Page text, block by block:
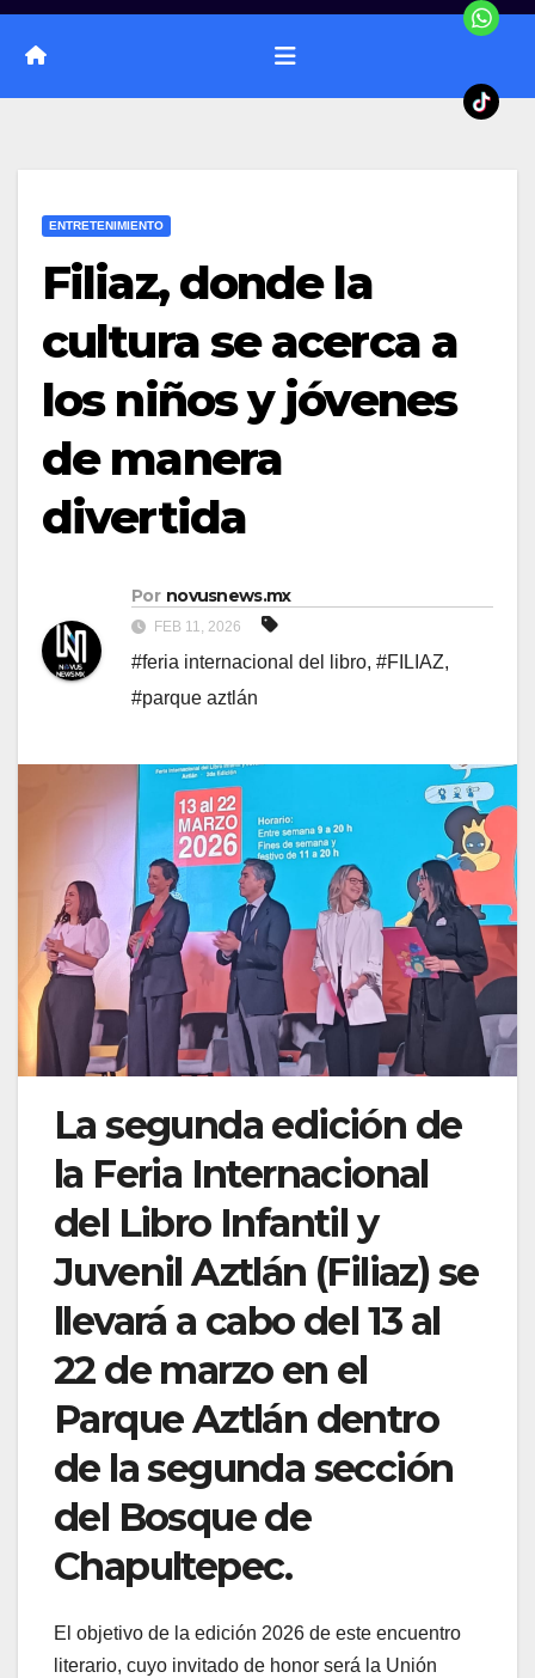
ENTRETENIMIENTO
Filiaz, donde la
cultura se acerca a
los niños y jóvenes
de manera
divertida
Por novusnews.mx
FEB 11, 2026
#feria internacional del libro, #FILIAZ,
#parque aztlán
La segunda edición de
la Feria Internacional
del Libro Infantil y
Juvenil Aztlán (Filiaz) se
llevará a cabo del 13 al
22 de marzo en el
Parque Aztlán dentro
de la segunda sección
del Bosque de
Chapultepec.
El objetivo de la edición 2026 de este encuentro
literario, cuyo invitado de honor será la Unión